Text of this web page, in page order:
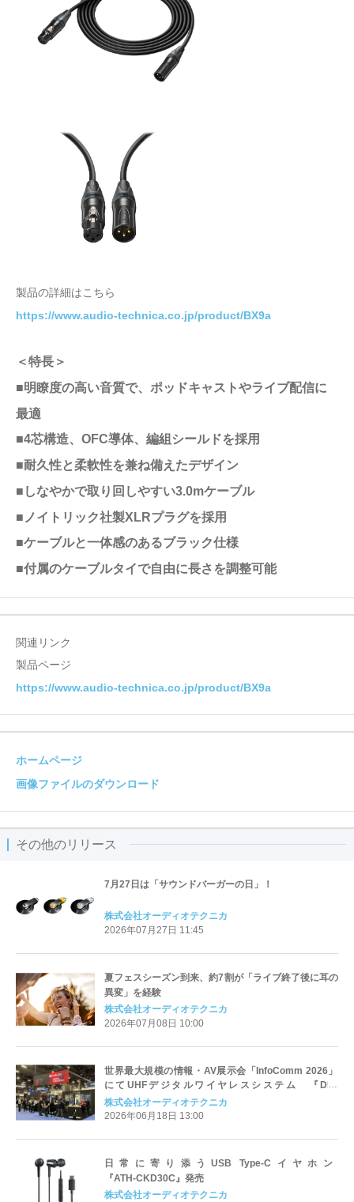
製品の詳細はこちら
https://www.audio-technica.co.jp/product/BX9a
＜特長＞
■明瞭度の高い音質で、ポッドキャストやライブ配信に
最適
■4芯構造、OFC導体、編組シールドを採用
■耐久性と柔軟性を兼ね備えたデザイン
■しなやかで取り回しやすい3.0mケーブル
■ノイトリック社製XLRプラグを採用
■ケーブルと一体感のあるブラック仕様
■付属のケーブルタイで自由に長さを調整可能
関連リンク
製品ページ
https://www.audio-technica.co.jp/product/BX9a
ホームページ
画像ファイルのダウンロード
その他のリリース
7月27日は「サウンドバーガーの日」！
株式会社オーディオテクニカ
2026年07月27日 11:45
夏フェスシーズン到来、約7割が「ライブ終了後に耳の
異変」を経験
株式会社オーディオテクニカ
2026年07月08日 10:00
世界最大規模の情報・AV展示会「InfoComm 2026」
にてUHFデジタルワイヤレスシステム 『D50
wireless』を発表
株式会社オーディオテクニカ
2026年06月18日 13:00
日常に寄り添うUSB Type‑Cイヤホン
『ATH‑CKD30C』発売
株式会社オーディオテクニカ